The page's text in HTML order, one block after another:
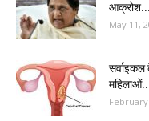
आक्रोश...
May 11,
February